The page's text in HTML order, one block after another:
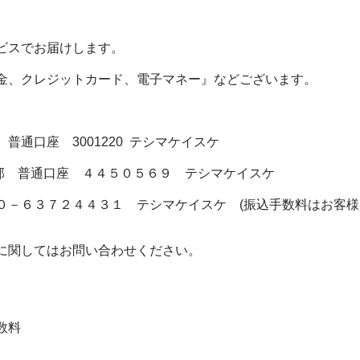
でお届けします。
クレジットカード、電子マネー』などございます。
通口座 3001220 テシマケイスケ
普通口座 ４４５０５６９ テシマケイスケ
－６３７２４４３１ テシマケイスケ (振込手数料はお客様
してはお問い合わせください。
料